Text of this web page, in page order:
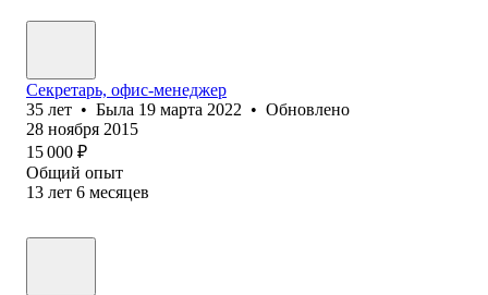
Секретарь, офис-менеджер
35 лет • Была 19 марта 2022 • Обновлено
28 ноября 2015
15 000 ₽
Общий опыт
13 лет 6 месяцев